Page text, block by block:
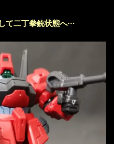
二丁拳銃状態へ···